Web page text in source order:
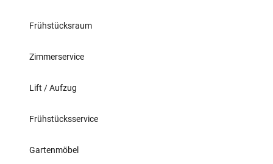
Frühstücksraum
Zimmerservice
Lift / Aufzug
Frühstücksservice
Gartenmöbel